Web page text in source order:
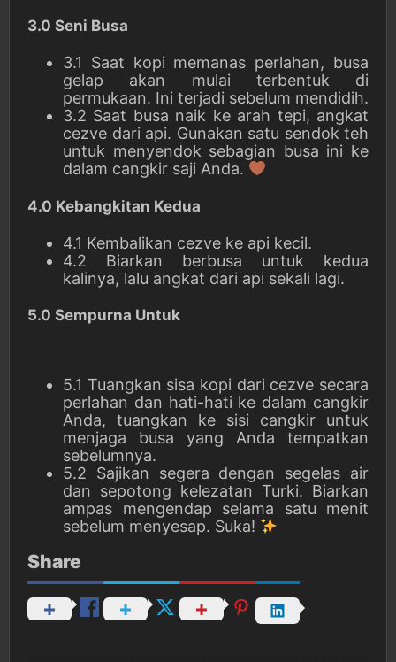
3.0 Seni Busa
3.1 Saat kopi memanas perlahan, busa
gelap akan mulai terbentuk di
permukaan. Ini terjadi sebelum mendidih.
3.2 Saat busa naik ke arah tepi, angkat
cezve dari api. Gunakan satu sendok teh
untuk menyendok sebagian busa ini ke
dalam cangkir saji Anda.
4.0 Kebangkitan Kedua
4.1 Kembalikan cezve ke api kecil.
4.2 Biarkan berbusa untuk kedua
kalinya, lalu angkat dari api sekali lagi.
5.0 Sempurna Untuk
5.1 Tuangkan sisa kopi dari cezve secara
perlahan dan hati-hati ke dalam cangkir
Anda, tuangkan ke sisi cangkir untuk
menjaga busa yang Anda tempatkan
sebelumnya.
5.2 Sajikan segera dengan segelas air
dan sepotong kelezatan Turki. Biarkan
ampas mengendap selama satu menit
sebelum menyesap. Suka!
Share